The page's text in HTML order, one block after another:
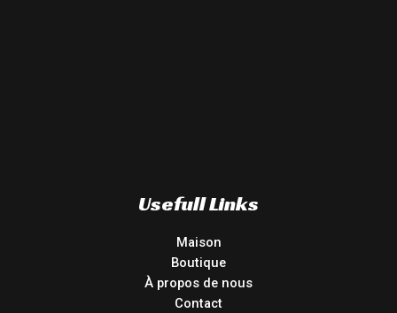
Usefull Links
Maison
Boutique
À propos de nous
Contact